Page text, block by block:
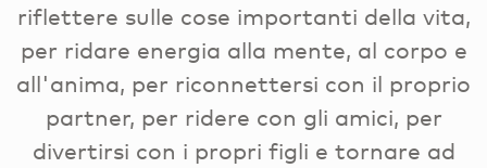
riflettere sulle cose importanti della vita,
per ridare energia alla mente, al corpo e
all'anima, per riconnettersi con il proprio
partner, per ridere con gli amici, per
divertirsi con i propri figli e tornare ad